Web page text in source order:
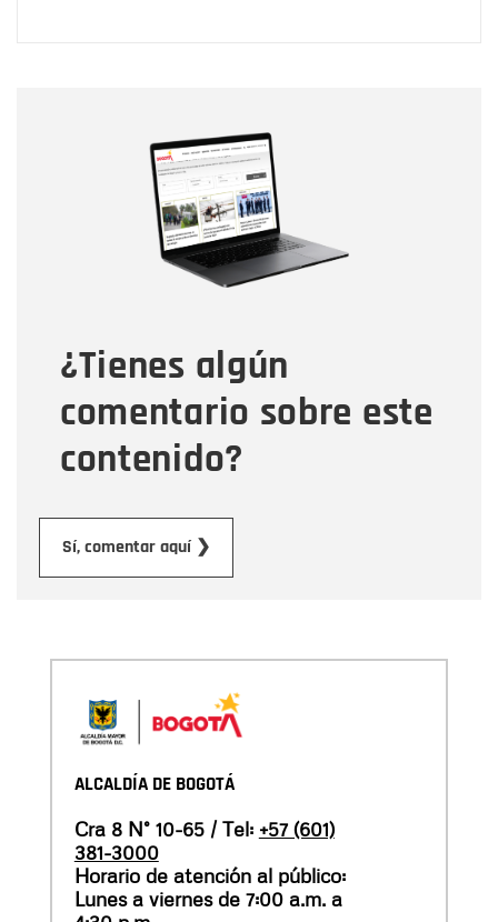
¿Tienes algún
comentario sobre este
contenido?
Sí, comentar aquí ❯
Correo electrónico
Tipo de comentario
Mensaje
ALCALDÍA DE BOGOTÁ
Cra 8 N° 10-65 / Tel: +57 (601)
381-3000
Horario de atención al público:
Lunes a viernes de 7:00 a.m. a